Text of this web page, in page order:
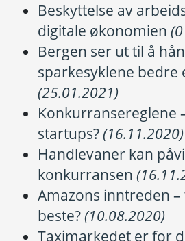
Beskyttelse av
digitale økonomien
Bergen ser ut til å
sparkesyklene bedre
(25.01.2021)
Konkurransereglene
startups?(16.11.2020)
Handlevaner kan
konkurransen
Amazons inntreden
beste?(10.08.2020)
Taximarkedet er for